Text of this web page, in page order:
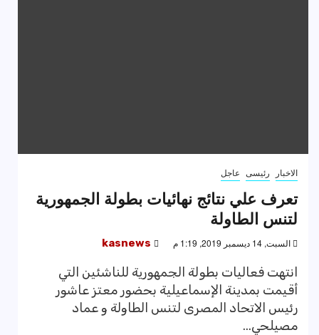
الاخبار رئيسى عاجل
تعرف علي نتائج نهائيات بطولة الجمهورية
لتنس الطاولة
السبت, 14 ديسمبر 2019, 1:19 م kasnews
انتهت فعاليات بطولة الجمهورية للناشئين التي
أقيمت بمدينة الإسماعيلية بحضور معتز عاشور
رئيس الاتحاد المصرى لتنس الطاولة و عماد
مصيلحي...